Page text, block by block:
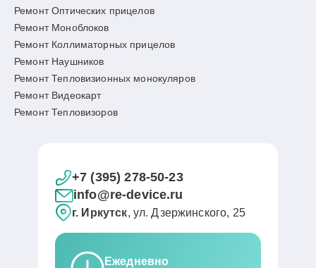
Ремонт Оптических прицелов
Ремонт Моноблоков
Ремонт Коллиматорных прицелов
Ремонт Наушников
Ремонт Тепловизионных монокуляров
Ремонт Видеокарт
Ремонт Тепловизоров
+7 (395) 278-50-23
info@re-device.ru
г. Иркутск, ул. Дзержинского, 25
Ежедневно